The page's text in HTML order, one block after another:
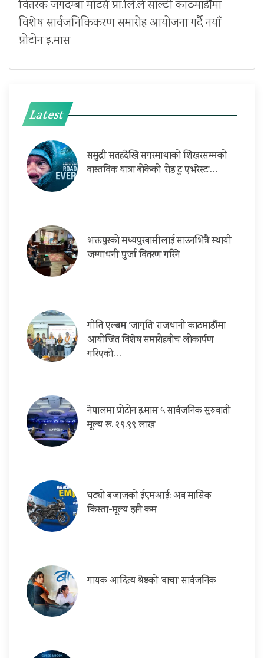
वितरक जगदम्बा मोटर्स प्रा.लि.ले सोल्टी काठमाडौँमा
विशेष सार्वजनिकिकरण समारोह आयोजना गर्दै नयाँ
प्रोटोन इ.मास
Latest
समुद्री सतहदेखि सगरमाथाको शिखरसम्मको
वास्तविक यात्रा बोकेको ‘रोड टु एभरेस्ट’…
भक्तपुरको मध्यपुरबासीलाई साउनभित्रै स्थायी
जग्गाधनी पुर्जा वितरण गरिने
गीति एल्बम ‘जागृति’ राजधानी काठमाडौंमा
आयोजित विशेष समारोहबीच लोकार्पण
गरिएको…
नेपालमा प्रोटोन इ.मास ५ सार्वजनिक सुरुवाती
मूल्य रू. २९.९९ लाख
घट्यो बजाजको ईएमआई: अब मासिक
किस्ता-मूल्य झनै कम
गायक आदित्य श्रेष्ठको ‘बाचा’ सार्वजनिक